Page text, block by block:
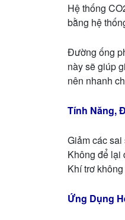
Hệ thống
bằng hệ
Đường ống
này sẽ giúp
nên nhanh
Tính Năng,
Giảm các sai
Không để lại
Khí trơ
Ứng Dụng